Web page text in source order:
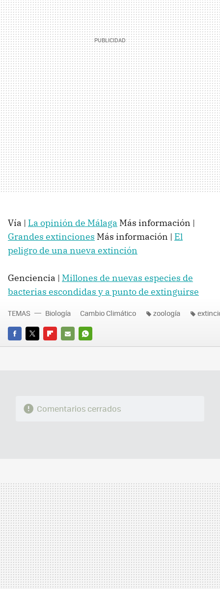
Vía | La opinión de Málaga Más información |
Grandes extinciones Más información | El
peligro de una nueva extinción
Genciencia | Millones de nuevas especies de
bacterias escondidas y a punto de extinguirse
FACEBOOK
TWITTERFLIPBOARD
E-
WHATSAPP
TEMAS Biología Cambio Climático zoología
Comentarios cerrados